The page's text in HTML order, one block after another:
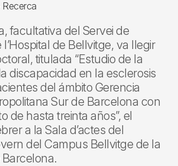
Recerca
facultativa del Servei de
de Bellvitge, va llegir
titulada “Estudio de la
discapacidad en la esclerosis
del ámbito Gerencia
Sur de Barcelona con
de hasta treinta años”, el
a la Sala d’actes del
del Campus Bellvitge de la